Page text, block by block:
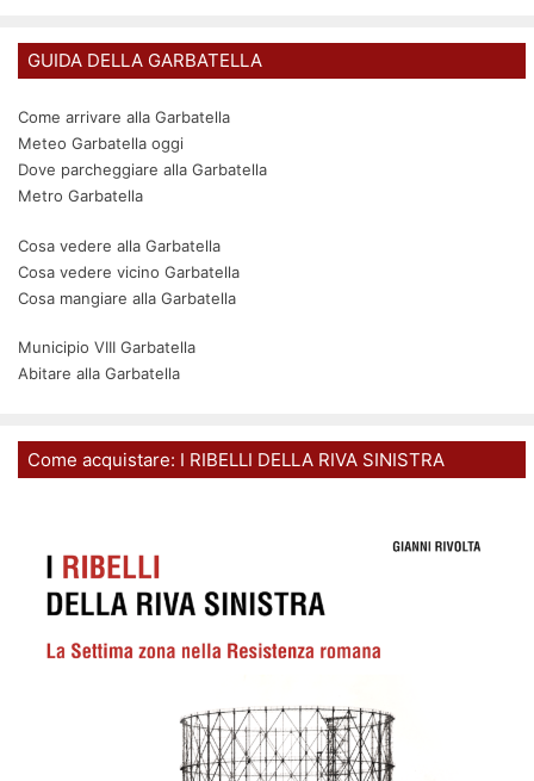
GUIDA DELLA GARBATELLA
Come arrivare alla Garbatella
Meteo Garbatella oggi
Dove parcheggiare alla Garbatella
Metro Garbatella
Cosa vedere alla Garbatella
Cosa vedere vicino Garbatella
Cosa mangiare alla Garbatella
Municipio VIII Garbatella
Abitare alla Garbatella
Come acquistare: I RIBELLI DELLA RIVA SINISTRA